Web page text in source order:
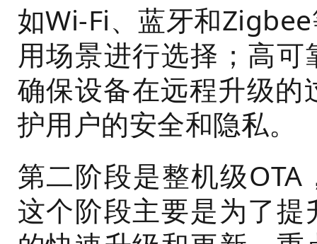
如Wi-Fi、蓝牙和
用场景进行选择；高
确保设备在远程升级
护用户的安全和隐私。
第二阶段是整机级
这个阶段主要是为了